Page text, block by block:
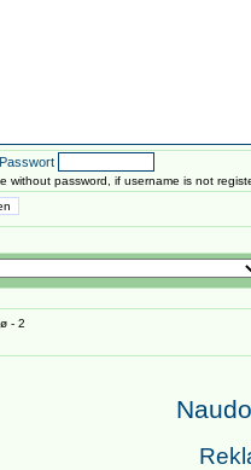
Passwort
without password, if username is not
- 2